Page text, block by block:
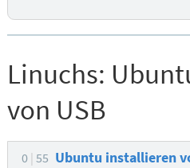
Linuchs:
von USB
0 55 Ubuntu installieren